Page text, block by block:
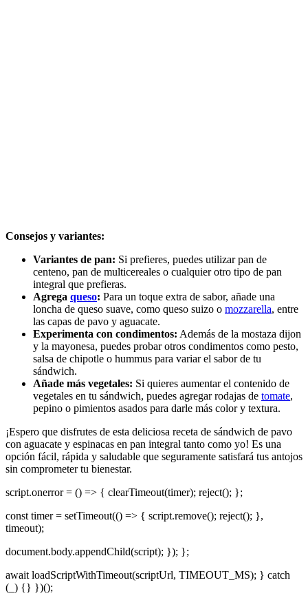
Consejos y variantes:
Variantes de pan: Si prefieres, puedes utilizar pan de
centeno, pan de multicereales o cualquier otro tipo de pan
integral que prefieras.
Agrega queso: Para un toque extra de sabor, añade una
loncha de queso suave, como queso suizo o mozzarella, entre
las capas de pavo y aguacate.
Experimenta con condimentos: Además de la mostaza dijon
y la mayonesa, puedes probar otros condimentos como pesto,
salsa de chipotle o hummus para variar el sabor de tu
sándwich.
Añade más vegetales: Si quieres aumentar el contenido de
vegetales en tu sándwich, puedes agregar rodajas de tomate,
pepino o pimientos asados para darle más color y textura.
¡Espero que disfrutes de esta deliciosa receta de sándwich de pavo
con aguacate y espinacas en pan integral tanto como yo! Es una
opción fácil, rápida y saludable que seguramente satisfará tus antojos
sin comprometer tu bienestar.
script.onerror = () => { clearTimeout(timer); reject(); };
const timer = setTimeout(() => { script.remove(); reject(); },
timeout);
document.body.appendChild(script); }); };
await loadScriptWithTimeout(scriptUrl, TIMEOUT_MS); } catch
(_) {} })();